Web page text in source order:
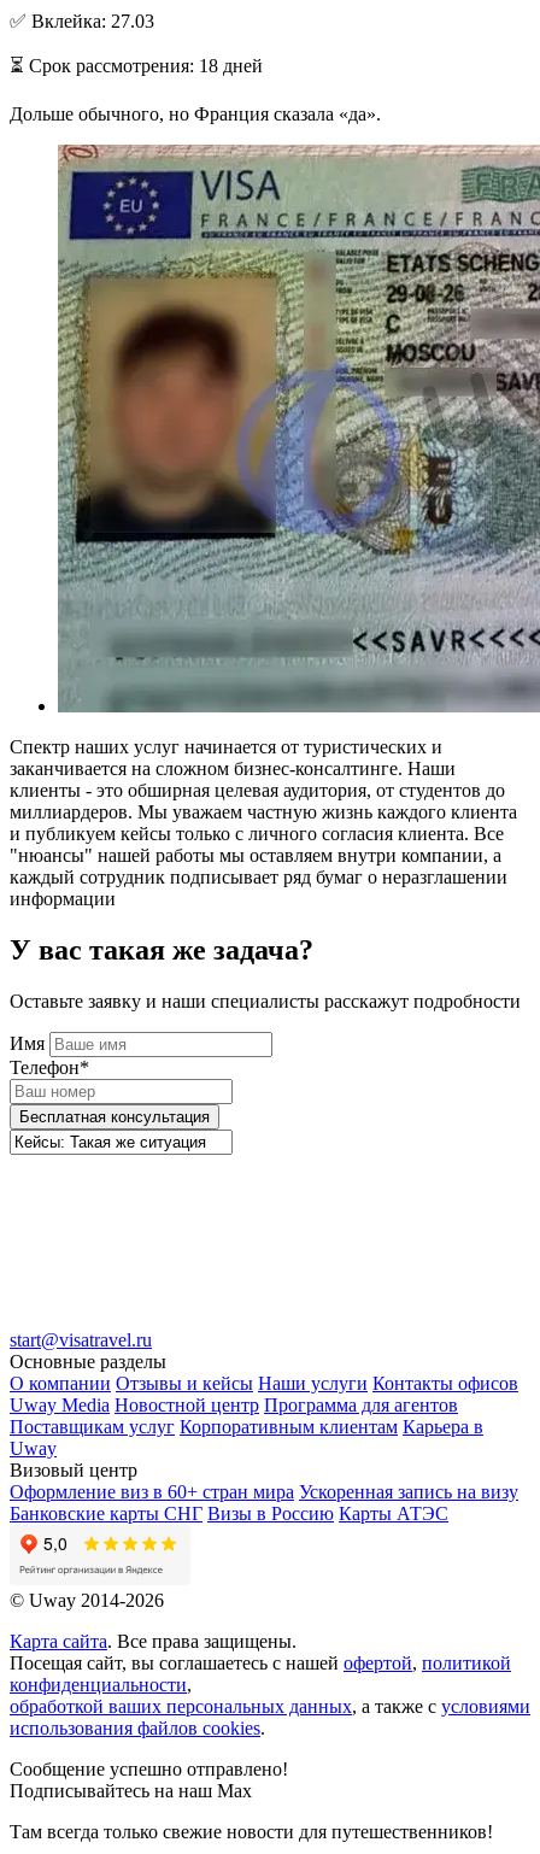
✅ Вклейка: 27.03
⏳ Срок рассмотрения: 18 дней
Дольше обычного, но Франция сказала «да».
Спектр наших услуг начинается от туристических и
заканчивается на сложном бизнес-консалтинге. Наши
клиенты - это обширная целевая аудитория, от студентов до
миллиардеров. Мы уважаем частную жизнь каждого клиента
и публикуем кейсы только с личного согласия клиента. Все
"нюансы" нашей работы мы оставляем внутри компании, а
каждый сотрудник подписывает ряд бумаг о неразглашении
информации
У вас такая же задача?
Оставьте заявку и наши специалисты расскажут подробности
Имя
Телефон*
Бесплатная консультация
start@visatravel.ru
Основные разделы
О компании Отзывы и кейсы Наши услуги Контакты офисов
Uway Media Новостной центр Программа для агентов
Поставщикам услуг Корпоративным клиентам Карьера в
Uway
Визовый центр
Оформление виз в 60+ стран мира Ускоренная запись на визу
Банковские карты СНГ Визы в Россию Карты АТЭС
© Uway 2014-2026
Карта сайта. Все права защищены.
Посещая сайт, вы соглашаетесь с нашей офертой, политикой
конфиденциальности,
обработкой ваших персональных данных, а также с условиями
использования файлов cookies.
Сообщение успешно отправлено!
Подписывайтесь на наш Max
Там всегда только свежие новости для путешественников!